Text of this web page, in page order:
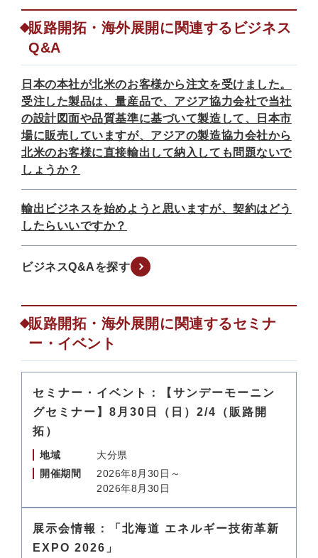
販路開拓・海外展開に関連するビジネス
Q&A
日本の本社が北米のお客様から注文を受けました。
受注した製品は、量産品で、アジア協力会社で当社
の設計図面や品質基準に基づいて製造して、日本市
場に販売していますが、アジアの製造協力会社から
北米のお客様に直接輸出して納入しても問題ないで
しょうか？
輸出ビジネスを始めようと思いますが、契約はどう
したらいいですか？
ビジネスQ&Aを探す
販路開拓・海外展開に関連するセミナ
ー・イベント
セミナー・イベント：【サンデーモーニン
グセミナー】8月30日（日）2/4（販路開
拓）
地域
大分県
開催期間
2026年8月30日～
2026年8月30日
展示会情報：「北海道 エネルギー技術革新
EXPO 2026」